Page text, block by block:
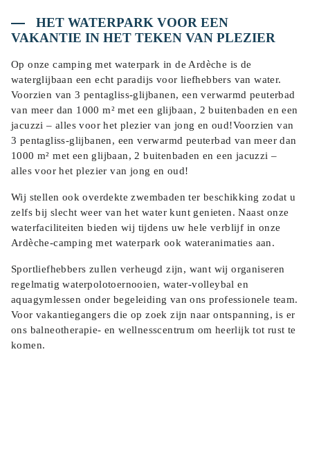
HET WATERPARK VOOR EEN
VAKANTIE IN HET TEKEN VAN PLEZIER
Op onze camping met waterpark in de Ardèche is de
waterglijbaan een echt paradijs voor liefhebbers van water.
Voorzien van 3 pentagliss-glijbanen, een verwarmd peuterbad
van meer dan 1000 m² met een glijbaan, 2 buitenbaden en een
jacuzzi – alles voor het plezier van jong en oud!Voorzien van
3 pentagliss-glijbanen, een verwarmd peuterbad van meer dan
1000 m² met een glijbaan, 2 buitenbaden en een jacuzzi –
alles voor het plezier van jong en oud!
Wij stellen ook overdekte zwembaden ter beschikking zodat u
zelfs bij slecht weer van het water kunt genieten. Naast onze
waterfaciliteiten bieden wij tijdens uw hele verblijf in onze
Ardèche-camping met waterpark ook wateranimaties aan.
Sportliefhebbers zullen verheugd zijn, want wij organiseren
regelmatig waterpolotoernooien, water-volleybal en
aquagymlessen onder begeleiding van ons professionele team.
Voor vakantiegangers die op zoek zijn naar ontspanning, is er
ons balneotherapie- en wellnesscentrum om heerlijk tot rust te
komen.